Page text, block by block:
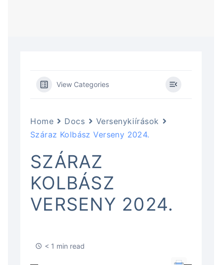
View Categories
Home Docs
Versenykiírások
Száraz Kolbász Verseny 2024.
SZÁRAZ
KOLBÁSZ
VERSENY 2024.
< 1 min read